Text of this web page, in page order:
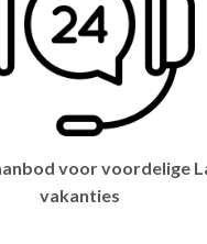
voor voordelige
vakanties